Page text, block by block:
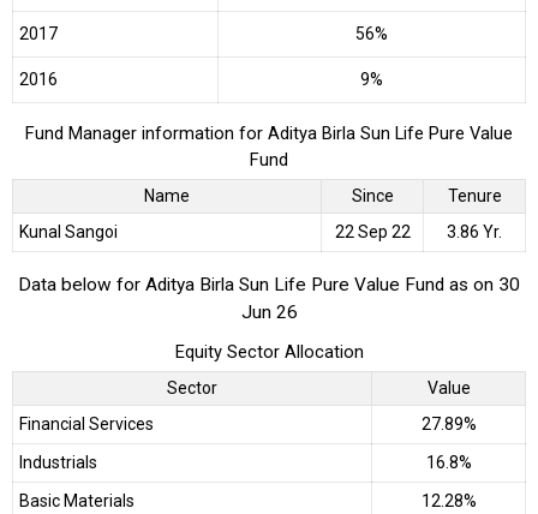
2017 56%
2016 9%
Fund Manager information for Aditya Birla Sun Life Pure Value
Fund
Name Since
Tenure
Kunal Sangoi
22 Sep 22 3.86 Yr.
Data below for Aditya Birla Sun Life Pure Value Fund as on 30
Jun 26
Equity Sector Allocation
Sector
Value
Financial Services
27.89%
Industrials
16.8%
Basic Materials
12.28%